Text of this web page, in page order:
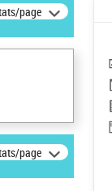
page
page